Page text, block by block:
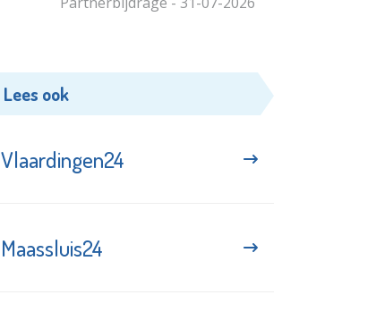
Lees ook
Vlaardingen24
Maassluis24